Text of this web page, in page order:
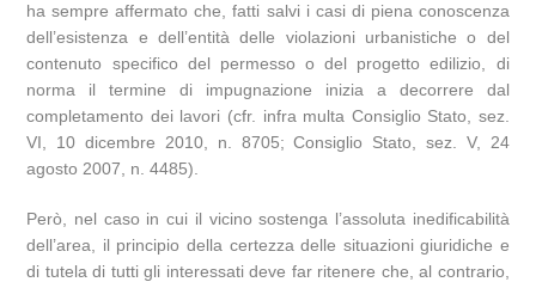
ha sempre affermato che, fatti salvi i casi di piena conoscenza
dell’esistenza e dell’entità delle violazioni urbanistiche o del
contenuto specifico del permesso o del progetto edilizio, di
norma il termine di impugnazione inizia a decorrere dal
completamento dei lavori (cfr. infra multa Consiglio Stato, sez.
VI, 10 dicembre 2010, n. 8705; Consiglio Stato, sez. V, 24
agosto 2007, n. 4485).
Però, nel caso in cui il vicino sostenga l’assoluta inedificabilità
dell’area, il principio della certezza delle situazioni giuridiche e
di tutela di tutti gli interessati deve far ritenere che, al contrario,